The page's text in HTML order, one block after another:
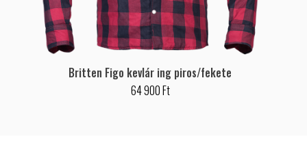
Britten Figo kevlár ing piros/fekete
64 900 Ft